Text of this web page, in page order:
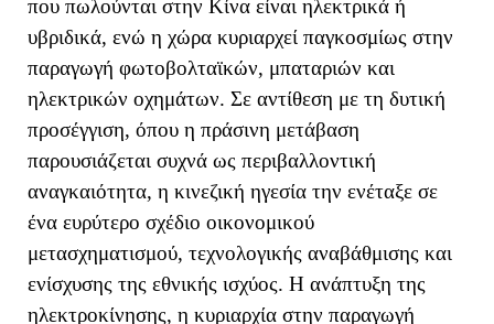
που πωλούνται στην Κίνα είναι ηλεκτρικά ή
υβριδικά, ενώ η χώρα κυριαρχεί παγκοσμίως στην
παραγωγή φωτοβολταϊκών, μπαταριών και
ηλεκτρικών οχημάτων. Σε αντίθεση με τη δυτική
προσέγγιση, όπου η πράσινη μετάβαση
παρουσιάζεται συχνά ως περιβαλλοντική
αναγκαιότητα, η κινεζική ηγεσία την ενέταξε σε
ένα ευρύτερο σχέδιο οικονομικού
μετασχηματισμού, τεχνολογικής αναβάθμισης και
ενίσχυσης της εθνικής ισχύος. Η ανάπτυξη της
ηλεκτροκίνησης, η κυριαρχία στην παραγωγή